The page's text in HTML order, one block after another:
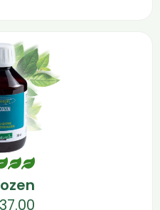
37.00